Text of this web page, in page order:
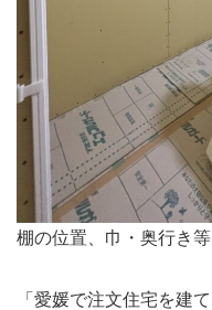
棚の位置、巾・奥行き
「愛媛で注文住宅を建